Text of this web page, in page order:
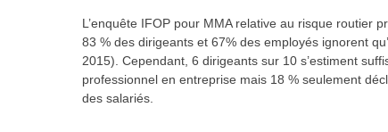
L’enquête IFOP pour MMA relative au risque routier
83 % des dirigeants et 67% des employés ignorent
2015). Cependant, 6 dirigeants sur 10 s’estiment
professionnel en entreprise mais 18 % seulement
des salariés.